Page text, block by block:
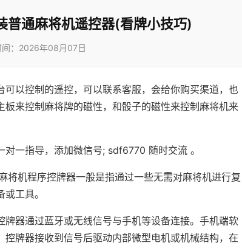
普通麻将机遥控器(看牌小技巧)
间：2026年08月07日
以控制的遥控，可以联系客服，会给你购买渠道，也
来控制麻将牌的磁性，和骰子的磁性来控制麻将机来
一指导，添加微信号; sdf6770 随时交流 。
将机程序控牌器一般是指通过一些无需对麻将机进行复
工具。
器通过蓝牙或无线信号与手机等设备连接。手机端软
牌器接收到信号后驱动内部微型电机或机械结构，在